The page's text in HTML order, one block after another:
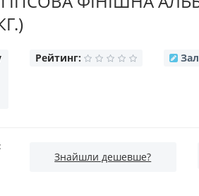
Рейтинг:
Знайшли дешевше?